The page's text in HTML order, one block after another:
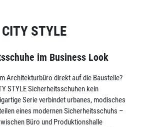
CITY STYLE
im Business Look
Architekturbüro direkt auf die Baustelle?
STYLE Sicherheitsschuhen kein
Serie verbindet urbanes, modisches
eines modernen Sicherheitsschuhs –
Büro und Produktionshalle